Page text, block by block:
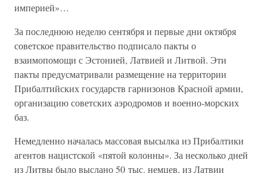
империей»…
За последнюю неделю сентября и первые дни октября
советское правительство подписало пакты о
взаимопомощи с Эстонией, Латвией и Литвой. Эти
пакты предусматривали размещение на территории
Прибалтийских государств гарнизонов Красной армии,
организацию советских аэродромов и военно-морских
баз.
Немедленно началась массовая высылка из Прибалтики
агентов нацистской «пятой колонны». За несколько дней
из Литвы было выслано 50 тыс. немцев, из Латвии